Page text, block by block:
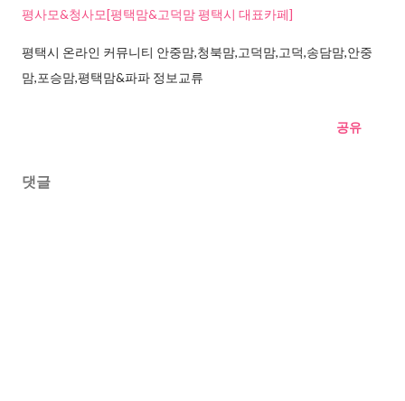
평사모&청사모[평택맘&고덕맘 평택시 대표카페]
평택시 온라인 커뮤니티 안중맘,청북맘,고덕맘,고덕,송담맘,안중
맘,포승맘,평택맘&파파 정보교류
공유
댓글